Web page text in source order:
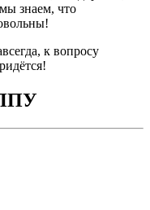
знаем, что
к вопросу